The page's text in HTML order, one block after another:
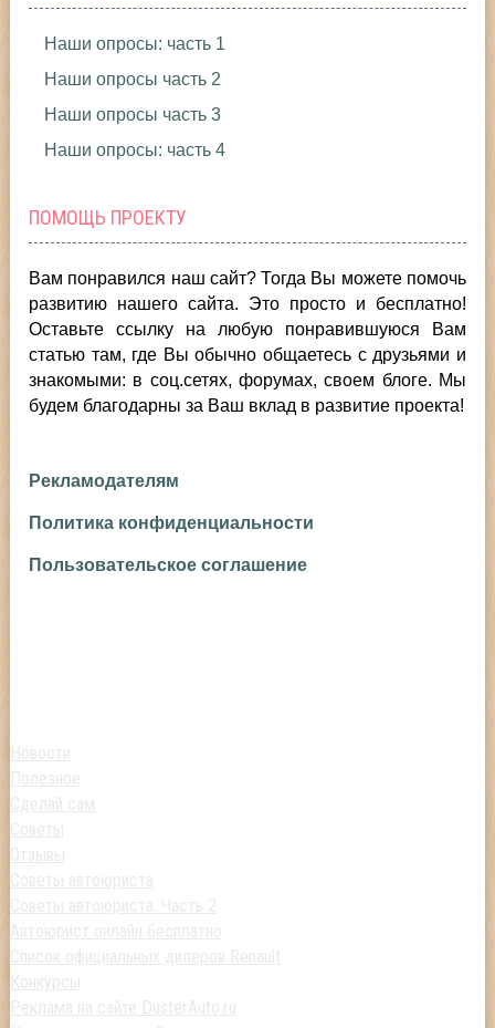
Наши опросы: часть 1
Наши опросы часть 2
Наши опросы часть 3
Наши опросы: часть 4
ПОМОЩЬ ПРОЕКТУ
Вам понравился наш сайт? Тогда Вы можете помочь
развитию нашего сайта. Это просто и бесплатно!
Оставьте ссылку на любую понравившуюся Вам
статью там, где Вы обычно общаетесь с друзьями и
знакомыми: в соц.сетях, форумах, своем блоге. Мы
будем благодарны за Ваш вклад в развитие проекта!
Рекламодателям
Политика конфиденциальности
Пользовательское соглашение